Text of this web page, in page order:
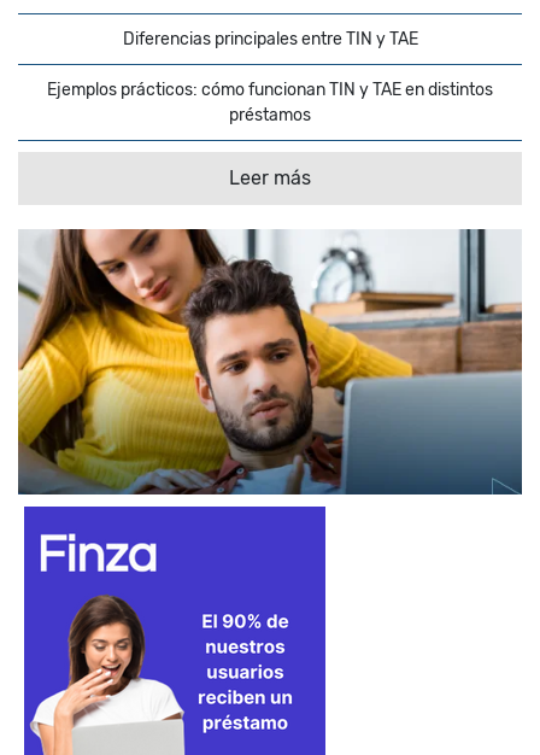
Diferencias principales entre TIN y TAE
Ejemplos prácticos: cómo funcionan TIN y TAE en distintos
préstamos
Mitos frecuentes sobre la TAE (y verdades que debes saber)
Preguntas frecuentes sobre TIN y TAE
Casos prácticos reales: aplicando TIN y TAE en decisiones
cotidianas
Leer más